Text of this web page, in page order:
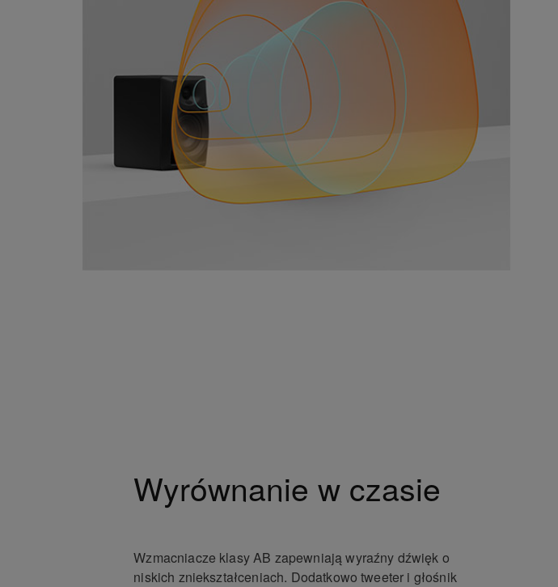
Wyrównanie w czasie
Wzmacniacze klasy AB zapewniają wyraźny dźwięk o
niskich zniekształceniach. Dodatkowo tweeter i głośnik